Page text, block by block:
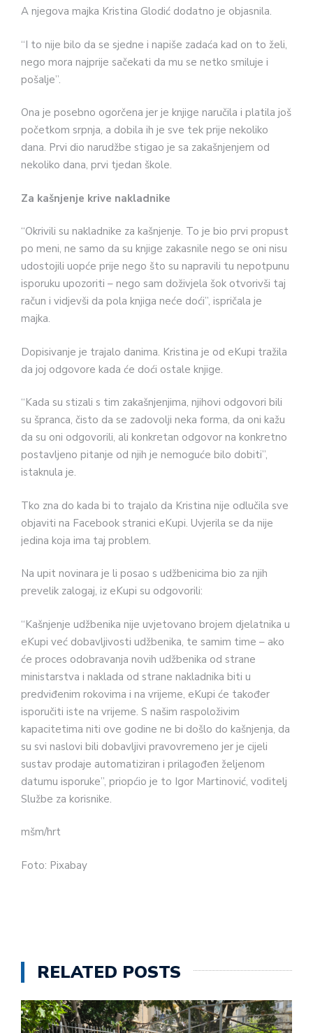
A njegova majka Kristina Glodić dodatno je objasnila.
“I to nije bilo da se sjedne i napiše zadaća kad on to želi,
nego mora najprije sačekati da mu se netko smiluje i
pošalje”.
Ona je posebno ogorčena jer je knjige naručila i platila još
početkom srpnja, a dobila ih je sve tek prije nekoliko
dana. Prvi dio narudžbe stigao je sa zakašnjenjem od
nekoliko dana, prvi tjedan škole.
Za kašnjenje krive nakladnike
“Okrivili su nakladnike za kašnjenje. To je bio prvi propust
po meni, ne samo da su knjige zakasnile nego se oni nisu
udostojili uopće prije nego što su napravili tu nepotpunu
isporuku upozoriti – nego sam doživjela šok otvorivši taj
račun i vidjevši da pola knjiga neće doći”, ispričala je
majka.
Dopisivanje je trajalo danima. Kristina je od eKupi tražila
da joj odgovore kada će doći ostale knjige.
“Kada su stizali s tim zakašnjenjima, njihovi odgovori bili
su špranca, čisto da se zadovolji neka forma, da oni kažu
da su oni odgovorili, ali konkretan odgovor na konkretno
postavljeno pitanje od njih je nemoguće bilo dobiti”,
istaknula je.
Tko zna do kada bi to trajalo da Kristina nije odlučila sve
objaviti na Facebook stranici eKupi. Uvjerila se da nije
jedina koja ima taj problem.
Na upit novinara je li posao s udžbenicima bio za njih
prevelik zalogaj, iz eKupi su odgovorili:
“Kašnjenje udžbenika nije uvjetovano brojem djelatnika u
eKupi već dobavljivosti udžbenika, te samim time – ako
će proces odobravanja novih udžbenika od strane
ministarstva i naklada od strane nakladnika biti u
predviđenim rokovima i na vrijeme, eKupi će također
isporučiti iste na vrijeme. S našim raspoloživim
kapacitetima niti ove godine ne bi došlo do kašnjenja, da
su svi naslovi bili dobavljivi pravovremeno jer je cijeli
sustav prodaje automatiziran i prilagođen željenom
datumu isporuke”, priopćio je to Igor Martinović, voditelj
Službe za korisnike.
mšm/hrt
Foto: Pixabay
RELATED POSTS